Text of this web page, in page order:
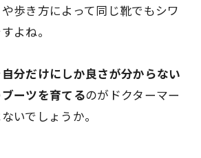
歩き方によって同じ靴でもシワ
よね。
自分だけにしか良さが分からない
ーツを育てるのがドクターマー
いでしょうか。